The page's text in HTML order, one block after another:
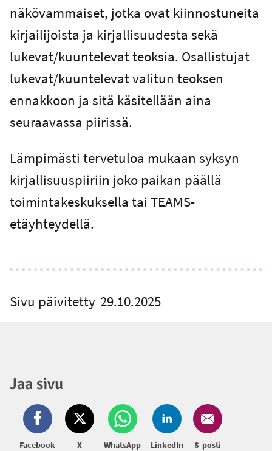
näkövammaiset, jotka ovat kiinnostuneita
kirjailijoista ja kirjallisuudesta sekä
lukevat/kuuntelevat teoksia. Osallistujat
lukevat/kuuntelevat valitun teoksen
ennakkoon ja sitä käsitellään aina
seuraavassa piirissä.
Lämpimästi tervetuloa mukaan syksyn
kirjallisuuspiiriin joko paikan päällä
toimintakeskuksella tai TEAMS-
etäyhteydellä.
Sivu päivitetty 29.10.2025
Jaa sivu
Facebook X WhatsApp LinkedIn S-posti